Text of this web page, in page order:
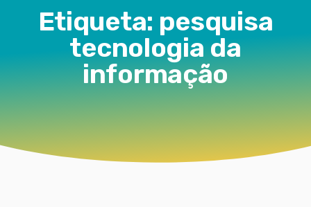
Etiqueta: pesquisa
tecnologia da
informação